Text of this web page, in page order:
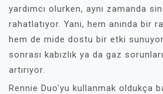
yardımcı olurken, aynı zamanda
rahatlatıyor. Yani, hem anında bir
hem de mide dostu bir etki
sonrası kabızlık ya da gaz
artırıyor.
Rennie Duo'yu kullanmak oldukça